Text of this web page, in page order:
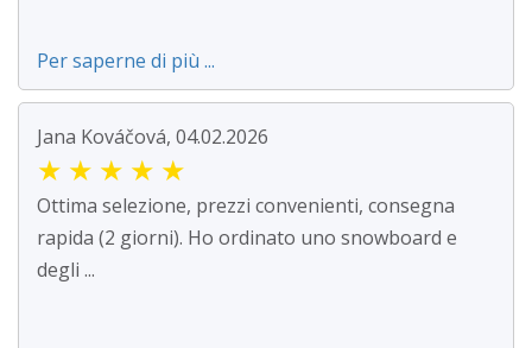
Per saperne di più ...
Jana Kováčová, 04.02.2026
★ ★ ★ ★ ★
Ottima selezione, prezzi convenienti, consegna
rapida (2 giorni). Ho ordinato uno snowboard e
degli ...